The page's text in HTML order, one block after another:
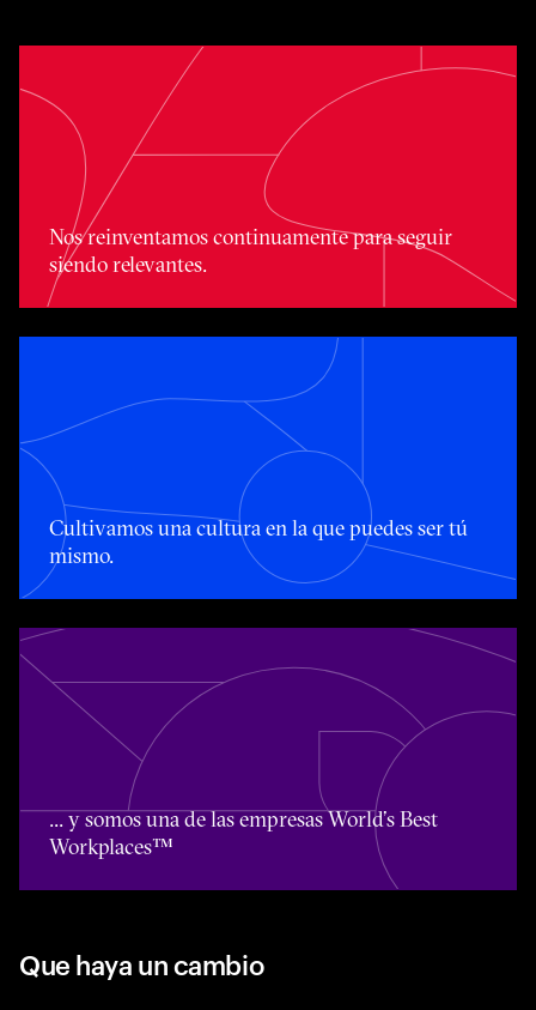
Nos reinventamos continuamente para seguir siendo
Nos reinventamos continuamente para seguir
siendo relevantes.
Cultivamos una cultura en la que puedes ser tú mismo.
Cultivamos una cultura en la que puedes ser tú
mismo.
... y somos una de las empresas World’s Best
... y somos una de las empresas World’s Best
Workplaces™
Que haya un cambio